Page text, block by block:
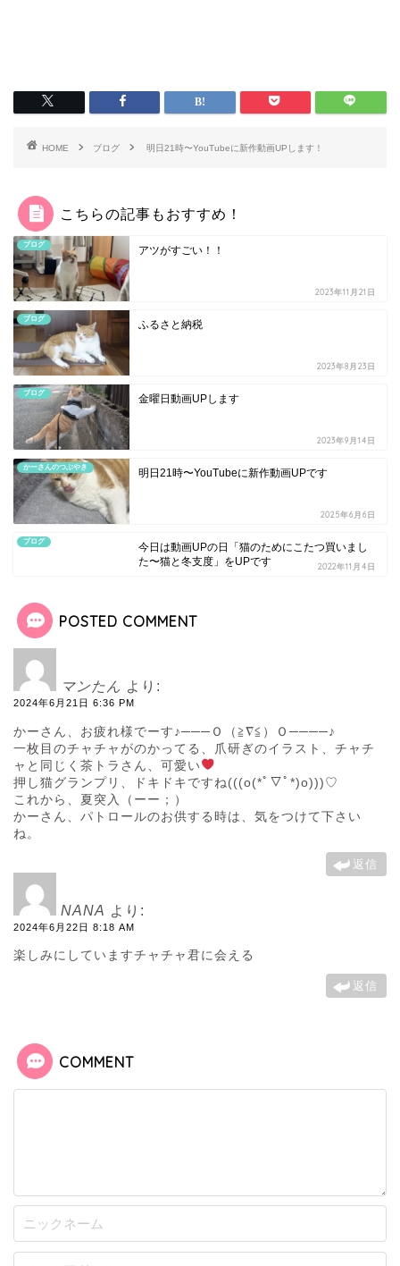
HOME ブログ 明日21時〜YouTubeに新作動画UPします！
こちらの記事もおすすめ！
ブログ アツがすごい！！
2023年11月21日
ブログ ふるさと納税
2023年8月23日
ブログ 金曜日動画UPします
2023年9月14日
かーさんのつぶやき 明日21時〜YouTubeに新作動画UPです
2025年6月6日
ブログ
今日は動画UPの日「猫のためにこたつ買いまし
た〜猫と冬支度」をUPです
2022年11月4日
POSTED COMMENT
マンたん より:
2024年6月21日 6:36 PM
かーさん、お疲れ様でーす♪───Ｏ（≧∇≦）Ｏ────♪
一枚目のチャチャがのかってる、爪研ぎのイラスト、チャチ
ャと同じく茶トラさん、可愛い
押し猫グランプリ、ドキドキですね(((o(*ﾟ▽ﾟ*)o)))♡
これから、夏突入（ーー；）
かーさん、パトロールのお供する時は、気をつけて下さい
ね。
返信
NANA より:
2024年6月22日 8:18 AM
楽しみにしていますチャチャ君に会える
返信
COMMENT